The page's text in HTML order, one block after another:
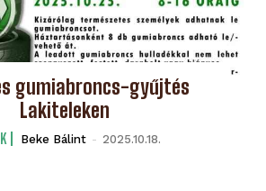
gumiabroncs-gyűjtés
Lakiteleken
Beke Bálint - 2025.10.18.